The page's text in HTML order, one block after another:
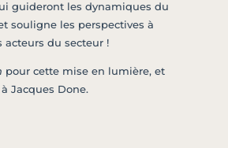
guideront les dynamiques du
souligne les perspectives à
acteurs du secteur !
pour cette mise en lumière, et
Jacques Done.